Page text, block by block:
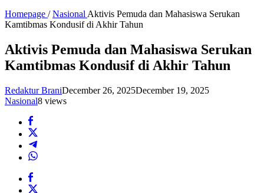
Homepage / Nasional Aktivis Pemuda dan Mahasiswa Serukan
Kamtibmas Kondusif di Akhir Tahun
Aktivis Pemuda dan Mahasiswa Serukan
Kamtibmas Kondusif di Akhir Tahun
Redaktur BraniDecember 26, 2025December 19, 2025
Nasional8 views